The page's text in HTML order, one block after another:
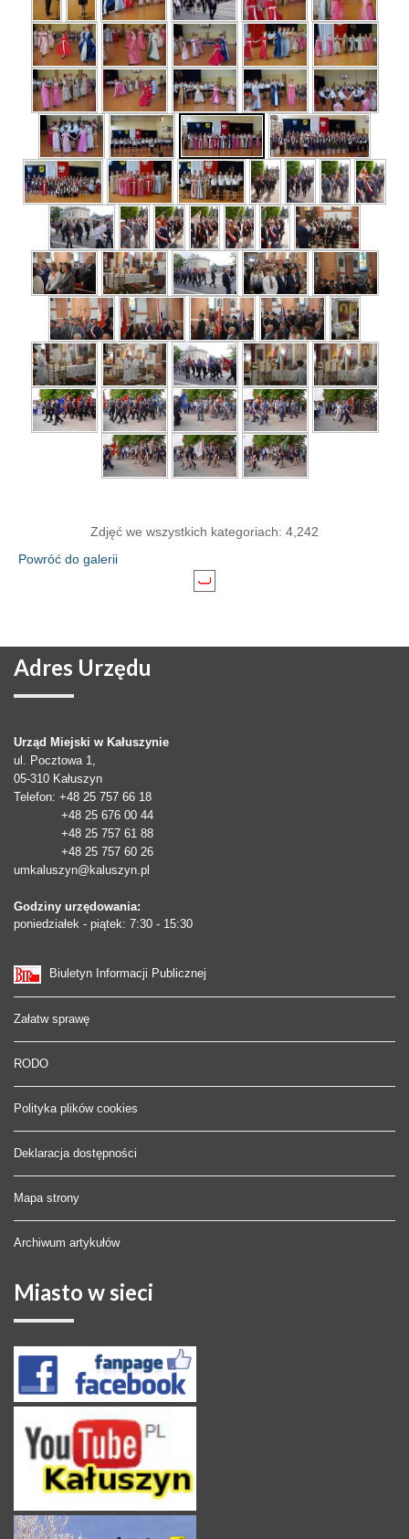
Zdjęć we wszystkich kategoriach: 4,242
Powróć do galerii
Adres Urzędu
Urząd Miejski w Kałuszynie
ul. Pocztowa 1,
05-310 Kałuszyn
Telefon: +48 25 757 66 18
+48 25 676 00 44
+48 25 757 61 88
+48 25 757 60 26
umkaluszyn@kaluszyn.pl
Godziny urzędowania:
poniedziałek - piątek: 7:30 - 15:30
Biuletyn Informacji Publicznej
Załatw sprawę
RODO
Polityka plików cookies
Deklaracja dostępności
Mapa strony
Archiwum artykułów
Miasto w sieci